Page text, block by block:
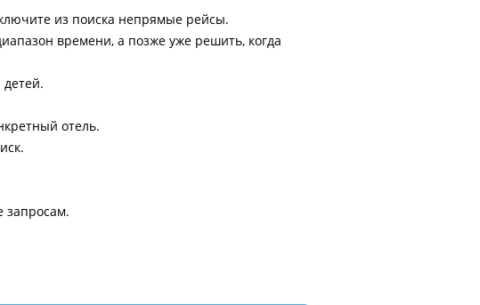
из поиска непрямые рейсы.
времени, а позже уже решить, когда
отель.
запросам.